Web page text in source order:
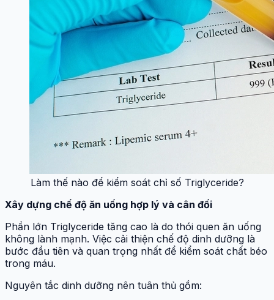
Làm thế nào để kiểm soát chỉ số Triglyceride?
Xây dựng chế độ ăn uống hợp lý và cân đối
Phần lớn Triglyceride tăng cao là do thói quen ăn uống
không lành mạnh. Việc cải thiện chế độ dinh dưỡng là
bước đầu tiên và quan trọng nhất để kiểm soát chất béo
trong máu.
Nguyên tắc dinh dưỡng nên tuân thủ gồm: